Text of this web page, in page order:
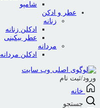
شامپو
عطر و ادکن
زنانه
ادکلن زنانه
عطر بیکینی
مردانه
ادکلن مردانه
ورود/ثبت نام
خانه
جستجو